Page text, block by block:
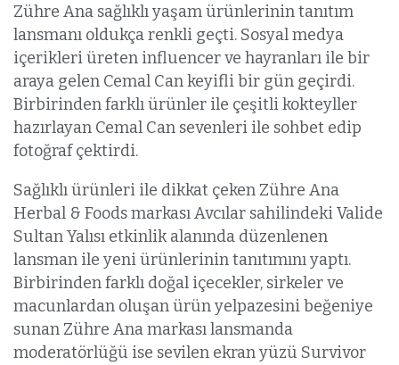
Zühre Ana sağlıklı yaşam ürünlerinin tanıtım
lansmanı oldukça renkli geçti. Sosyal medya
içerikleri üreten influencer ve hayranları ile bir
araya gelen Cemal Can keyifli bir gün geçirdi.
Birbirinden farklı ürünler ile çeşitli kokteyller
hazırlayan Cemal Can sevenleri ile sohbet edip
fotoğraf çektirdi.
Sağlıklı ürünleri ile dikkat çeken Zühre Ana
Herbal & Foods markası Avcılar sahilindeki Valide
Sultan Yalısı etkinlik alanında düzenlenen
lansman ile yeni ürünlerinin tanıtımını yaptı.
Birbirinden farklı doğal içecekler, sirkeler ve
macunlardan oluşan ürün yelpazesini beğeniye
sunan Zühre Ana markası lansmanda
moderatörlüğü ise sevilen ekran yüzü Survivor